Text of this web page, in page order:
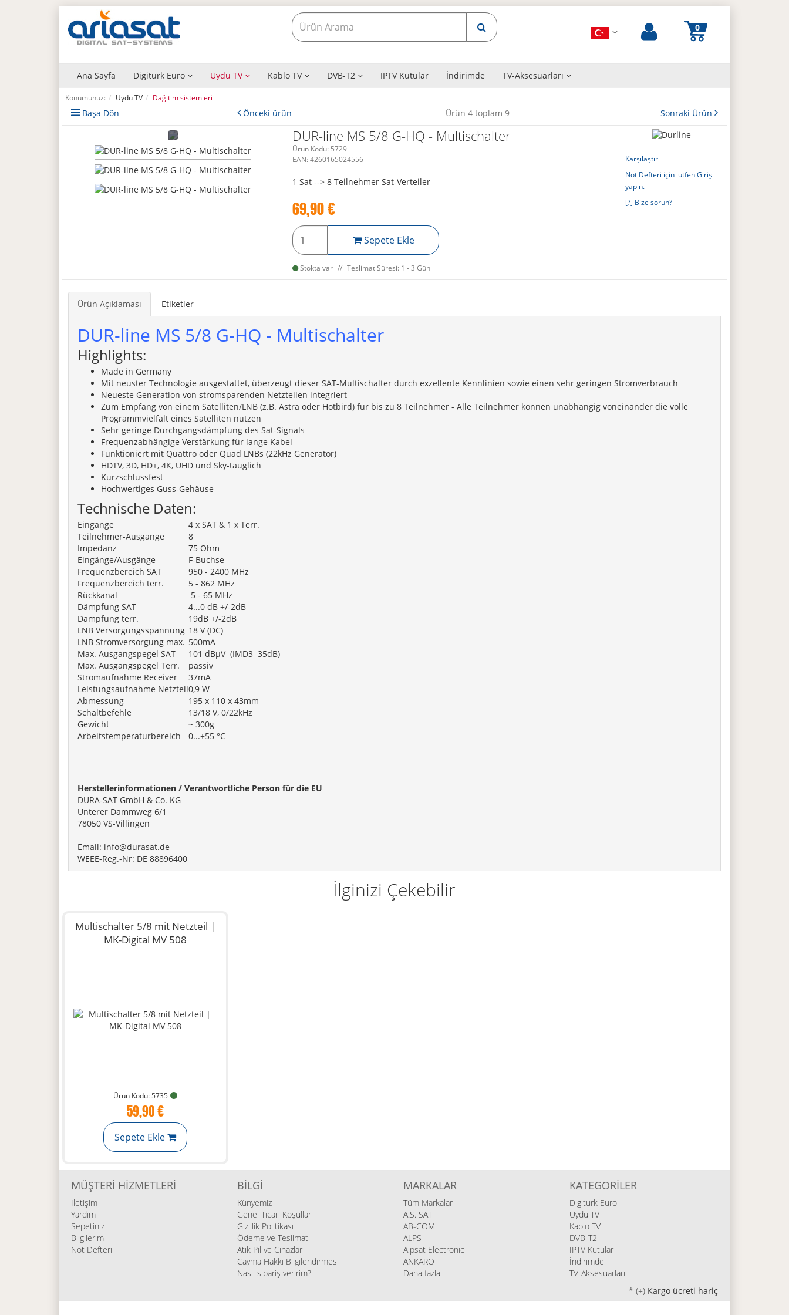
Ana Sayfa Digiturk Euro Uydu TV Kablo TV DVB-T2 IPTV Kutular İndirimde TV-Aksesuarları
Konumunuz: Uydu TV Dağıtım sistemleri
Başa Dön Önceki ürün Ürün 4 toplam 9 Sonraki Ürün
DUR-line MS 5/8 G-HQ - Multischalter
Ürün Kodu: 5729
EAN:4260165024556
1 Sat --> 8 Teilnehmer Sat-Verteiler
69,90€
Sepete Ekle
Stokta var Teslimat Süresi: 1 - 3 Gün
Karşılaştır
Not Defteri için lütfen Giriş
yapın.
[?] Bize sorun?
Ürün Açıklaması Etiketler
DUR-line MS 5/8 G-HQ - Multischalter
Highlights:
Made in Germany
Mit neuster Technologie ausgestattet, überzeugt dieser SAT-Multischalter durch exzellente Kennlinien sowie einen sehr geringen Stromverbrauch
Neueste Generation von stromsparenden Netzteilen integriert
Zum Empfang von einem Satelliten/LNB (z.B. Astra oder Hotbird) für bis zu 8 Teilnehmer - Alle Teilnehmer können unabhängig voneinander die volle
Programmvielfalt eines Satelliten nutzen
Sehr geringe Durchgangsdämpfung des Sat-Signals
Frequenzabhängige Verstärkung für lange Kabel
Funktioniert mit Quattro oder Quad LNBs (22kHz Generator)
HDTV, 3D, HD+, 4K, UHD und Sky-tauglich
Kurzschlussfest
Hochwertiges Guss-Gehäuse
Technische Daten:
Eingänge
4 x SAT & 1 x Terr.
Teilnehmer-Ausgänge
8
Impedanz
75 Ohm
Eingänge/Ausgänge
F-Buchse
Frequenzbereich SAT
950 - 2400 MHz
Frequenzbereich terr.
5 - 862 MHz
Rückkanal
5 - 65 MHz
Dämpfung SAT
4...0 dB +/-2dB
Dämpfung terr.
19dB +/-2dB
LNB Versorgungsspannung 18 V (DC)
LNB Stromversorgung max. 500mA
Max. Ausgangspegel SAT
101 dBµV (IMD3 35dB)
Max. Ausgangspegel Terr.
passiv
Stromaufnahme Receiver
37mA
Leistungsaufnahme Netzteil0,9 W
Abmessung
195 x 110 x 43mm
Schaltbefehle
13/18 V, 0/22kHz
Gewicht
~ 300g
Arbeitstemperaturbereich
0...+55 °C
Herstellerinformationen / Verantwortliche Person für die EU
DURA-SAT GmbH & Co. KG
Unterer Dammweg 6/1
78050 VS-Villingen
Email: info@durasat.de
WEEE-Reg.-Nr: DE 88896400
İlginizi Çekebilir
Multischalter 5/8 mit Netzteil |
MK-Digital MV 508
Ürün Kodu: 5735
59,90 €
Sepete Ekle
MÜŞTERI HIZMETLERI
İletişim
Yardım
Sepetiniz
Bilgilerim
Not Defteri
BILGI
Künyemiz
Genel Ticari Koşullar
Gizlilik Politikası
Ödeme ve Teslimat
Atık Pil ve Cihazlar
Cayma Hakkı Bilgilendirmesi
Nasıl sipariş veririm?
MARKALAR
Tüm Markalar
A.S. SAT
AB-COM
ALPS
Alpsat Electronic
ANKARO
Daha fazla
KATEGORILER
Digiturk Euro
Uydu TV
Kablo TV
DVB-T2
IPTV Kutular
İndirimde
TV-Aksesuarları
*(+) Kargo ücreti hariç